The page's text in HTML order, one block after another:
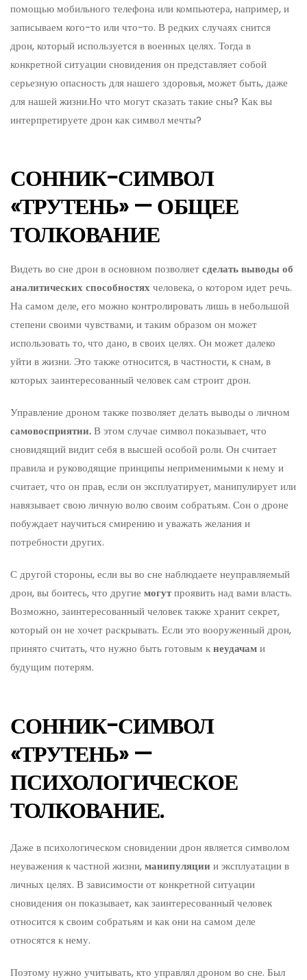
помощью мобильного телефона или компьютера, например, и
записываем кого-то или что-то. В редких случаях снится
дрон, который используется в военных целях. Тогда в
конкретной ситуации сновидения он представляет собой
серьезную опасность для нашего здоровья, может быть, даже
для нашей жизни.Но что могут сказать такие сны? Как вы
интерпретируете дрон как символ мечты?
СОННИК-СИМВОЛ
«ТРУТЕНЬ» — ОБЩЕЕ
ТОЛКОВАНИЕ
Видеть во сне дрон в основном позволяетсделать выводы об
аналитическихспособностяхчеловека, о котором идет речь.
На самом деле, его можно контролировать лишь в небольшой
степени своими чувствами, и таким образом он может
использовать то, что дано, в своих целях. Он может далеко
уйти в жизни. Это также относится, в частности, к снам, в
которых заинтересованный человек сам строит дрон.
Управление дроном также позволяет делать выводы о личном
самовосприятии.В этом случае символ показывает, что
сновидящий видит себя в высшей особой роли. Он считает
правила и руководящие принципы неприменимыми к нему и
считает, что он прав, если он эксплуатирует, манипулирует или
навязывает свою личную волю своим собратьям. Сон о дроне
побуждает научиться смирению и уважать желания и
потребности других.
С другой стороны, если вы во сне наблюдаете неуправляемый
дрон, вы боитесь, что другие могутпроявить над вами власть.
Возможно, заинтересованный человек также хранит секрет,
который он не хочет раскрывать. Если это вооруженный дрон,
принято считать, что нужно быть готовым кнеудачами
будущим потерям.
СОННИК-СИМВОЛ
«ТРУТЕНЬ» —
ПСИХОЛОГИЧЕСКОЕ
ТОЛКОВАНИЕ.
Даже в психологическом сновидении дрон является символом
неуважения к частной жизни,манипуляции и эксплуатации в
личных целях. В зависимости от конкретной ситуации
сновидения он показывает, как заинтересованный человек
относится к своим собратьям и как они на самом деле
относятся к нему.
Поэтому нужно учитывать, кто управлял дроном во сне. Был